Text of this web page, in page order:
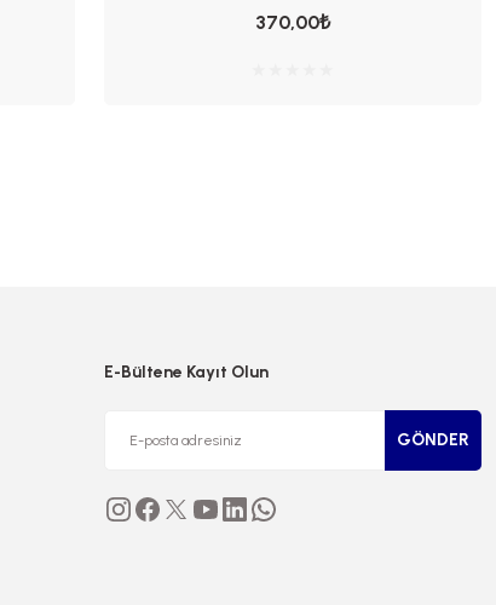
370,00₺
E-Bültene Kayıt Olun
GÖNDER